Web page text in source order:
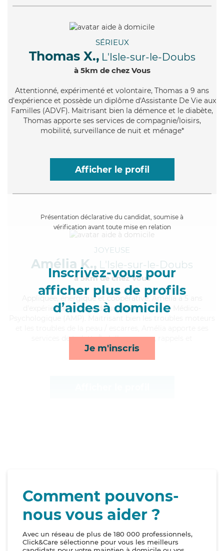
SÉRIEUX
Thomas X., L'Isle-sur-le-Doubs
à 5km de chez Vous
Attentionné, expérimenté et volontaire, Thomas a 9 ans
d'expérience et possède un diplôme d'Assistante De Vie aux
Familles (ADVF). Maitrisant bien la démence et le diabète,
Thomas apporte ses services de compagnie/loisirs,
mobilité, surveillance de nuit et ménage*
Afficher le profil
Présentation déclarative du candidat, soumise à
vérification avant toute mise en relation
Inscrivez-vous pour
afficher plus de profils
d’aides à domicile
Je m'inscris
JOYEUSE
Amélia K., L'Isle-sur-le-Doubs
à 5km de chez Vous
, énergique et coopérative, Amélia a 5 ans
d'expérience et possède un diplôme d'Aide Médico-
services de toilette/habillage, repas, rappels et
compagnie/loisirs*
Comment pouvons-
nous vous aider ?
Avec un réseau de plus de 180 000 professionnels,
Click&Care sélectionne pour vous les meilleurs